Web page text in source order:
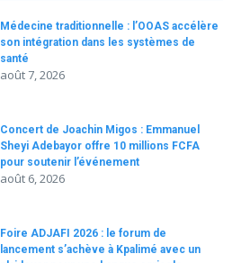
Médecine traditionnelle : l’OOAS accélère
son intégration dans les systèmes de
santé
août 7, 2026
Concert de Joachin Migos : Emmanuel
Sheyi Adebayor offre 10 millions FCFA
pour soutenir l’événement
août 6, 2026
Foire ADJAFI 2026 : le forum de
lancement s’achève à Kpalimé avec un